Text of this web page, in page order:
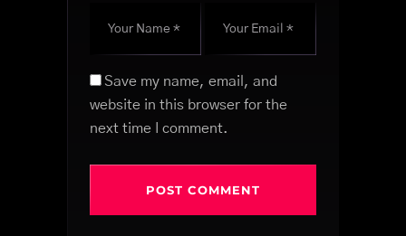
Save my name, email, and
website in this browser for the
next time I comment.